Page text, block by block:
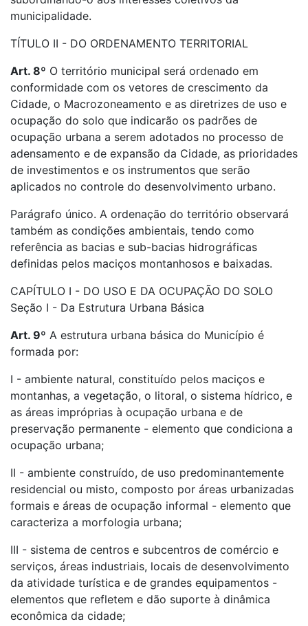
municipalidade.
TÍTULO II - DO ORDENAMENTO TERRITORIAL
Art. 8º O território municipal será ordenado em
conformidade com os vetores de crescimento da
Cidade, o Macrozoneamento e as diretrizes de uso e
ocupação do solo que indicarão os padrões de
ocupação urbana a serem adotados no processo de
adensamento e de expansão da Cidade, as prioridades
de investimentos e os instrumentos que serão
aplicados no controle do desenvolvimento urbano.
Parágrafo único. A ordenação do território observará
também as condições ambientais, tendo como
referência as bacias e sub-bacias hidrográficas
definidas pelos maciços montanhosos e baixadas.
CAPÍTULO I - DO USO E DA OCUPAÇÃO DO SOLO
Seção I - Da Estrutura Urbana Básica
Art. 9º A estrutura urbana básica do Município é
formada por:
I - ambiente natural, constituído pelos maciços e
montanhas, a vegetação, o litoral, o sistema hídrico, e
as áreas impróprias à ocupação urbana e de
preservação permanente - elemento que condiciona a
ocupação urbana;
II - ambiente construído, de uso predominantemente
residencial ou misto, composto por áreas urbanizadas
formais e áreas de ocupação informal - elemento que
caracteriza a morfologia urbana;
III - sistema de centros e subcentros de comércio e
serviços, áreas industriais, locais de desenvolvimento
da atividade turística e de grandes equipamentos -
elementos que refletem e dão suporte à dinâmica
econômica da cidade;